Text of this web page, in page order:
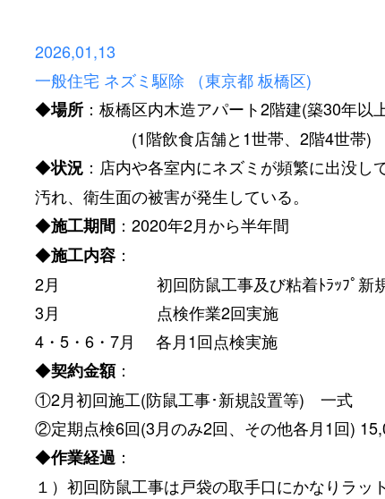
2026,01,13
一般住宅 ネズミ駆除 （東京都 板橋区)
◆場所 ：板橋区内木造アパート2階建(築30年以
(1階飲食店舗と1世帯、2階4世帯)
◆状況 ：店内や各室内にネズミが頻繁に出没し
汚れ、衛生面の被害が発生している。
◆施工期間 ：2020年2月から半年間
◆施工内容 ：
2月 初回防鼠工事及び粘着ﾄﾗｯﾌﾟ新規
3月 点検作業2回実施
4・5・6・7月 各月1回点検実施
◆契約金額：
①2月初回施工(防鼠工事･新規設置等) 一式
②定期点検6回(3月のみ2回、その他各月1回)
◆作業経過 ：
１）初回防鼠工事は戸袋の取手口にかなりラッ